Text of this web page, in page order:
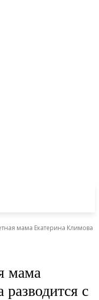
мама Екатерина Климова
мама
с